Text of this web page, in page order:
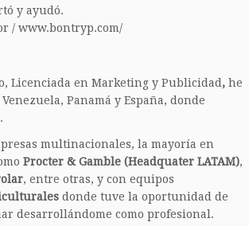
y ayudó.
/ www.bontryp.com/
Licenciada en Marketing y Publicidad , he
Panamá y España, donde
multinacionales, la mayoría en
Procter & Gamble (Headquater LATAM),
, entre otras, y con equipos
donde tuve la oportunidad de
desarrollándome como profesional.